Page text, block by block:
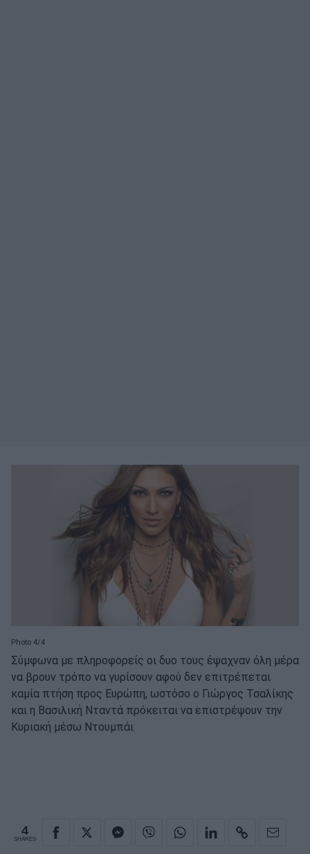
Photo 4/4
Σύμφωνα με πληροφορείς οι δυο τους έψαχναν όλη μέρα
να βρουν τρόπο να γυρίσουν αφού δεν επιτρέπεται
καμία πτήση προς Ευρώπη, ωστόσο ο Γιώργος Τσαλίκης
και η Βασιλική Νταντά πρόκειται να επιστρέψουν την
Κυριακή μέσω Ντουμπάι
4
SHARES